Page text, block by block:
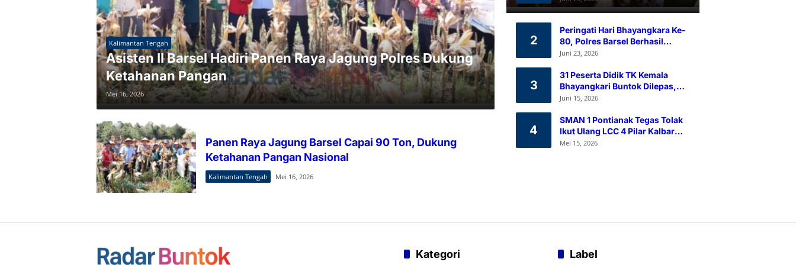
Kalimantan Tengah
Asisten II Barsel Hadiri Panen Raya Jagung Polres Dukung
Ketahanan Pangan
Mei 16, 2026
Panen Raya Jagung Barsel Capai 90 Ton, Dukung
Ketahanan Pangan Nasional
Kalimantan Tengah Mei 16, 2026
Ramah Lingkungan
2
Peringati Hari Bhayangkara Ke-
80, Polres Barsel Berhasil
Himpun 80 Kantong Darah
Juni 23, 2026
3
31 Peserta Didik TK Kemala
Bhayangkari Buntok Dilepas,
Kapolres Barsel Tekankan
Juni 15, 2026
4
SMAN 1 Pontianak Tegas Tolak
Ikut Ulang LCC 4 Pilar Kalbar
2026
Mei 15, 2026
Kategori Label